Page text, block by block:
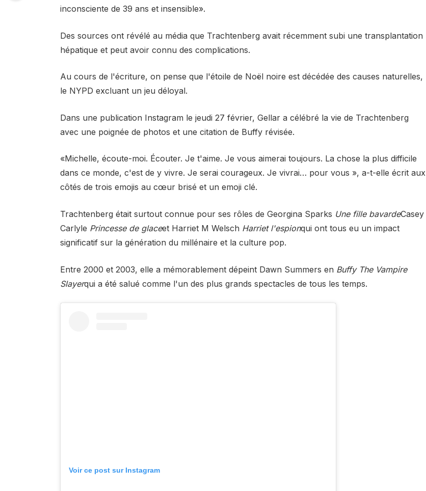
inconsciente de 39 ans et insensible».
Des sources ont révélé au média que Trachtenberg avait récemment subi une transplantation
hépatique et peut avoir connu des complications.
Au cours de l'écriture, on pense que l'étoile de Noël noire est décédée des causes naturelles,
le NYPD excluant un jeu déloyal.
Dans une publication Instagram le jeudi 27 février, Gellar a célébré la vie de Trachtenberg
avec une poignée de photos et une citation de Buffy révisée.
«Michelle, écoute-moi. Écouter. Je t'aime. Je vous aimerai toujours. La chose la plus difficile
dans ce monde, c'est de y vivre. Je serai courageux. Je vivrai… pour vous », a-t-elle écrit aux
côtés de trois emojis au cœur brisé et un emoji clé.
Trachtenberg était surtout connue pour ses rôles de Georgina Sparks Une fille bavardeCasey
Carlyle Princesse de glaceet Harriet M Welsch Harriet l'espionqui ont tous eu un impact
significatif sur la génération du millénaire et la culture pop.
Entre 2000 et 2003, elle a mémorablement dépeint Dawn Summers en Buffy The Vampire
Slayerqui a été salué comme l'un des plus grands spectacles de tous les temps.
Voir ce post sur Instagram